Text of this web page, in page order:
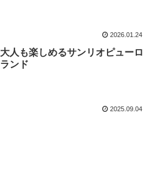
2026.01.24
大人も楽しめるサンリオピューロ
ランド
2025.09.04